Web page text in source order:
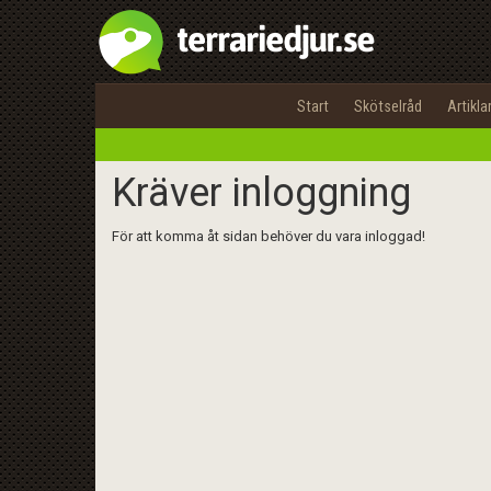
Start Skötselråd Artiklar
Kräver inloggning
För att komma åt sidan behöver du vara inloggad!